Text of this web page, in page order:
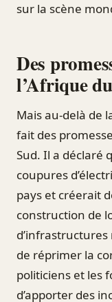
sur la scène
Des
l’Afrique
Mais au-delà de
fait des
Sud. Il a déclaré
coupures
pays et créerait
construction de
de réprimer la
politiciens et les
d’apporter des